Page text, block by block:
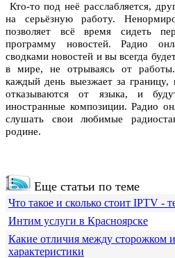
Кто-то под неё расслабляется,
на серьёзную работу.
позволяет всё время сидеть
программу новостей. Радио
сводками новостей и вы всегда
в мире, не отрываясь от работы.
каждый день выезжает за границу,
отказываются от языка, и
иностранные композиции. Радио
слушать свои любимые
родине.
Еще статьи по теме
Что такое и сколько стоит IPTV -
Интим услуги в Красноярске
Какие отличия между сторожком
характеристики